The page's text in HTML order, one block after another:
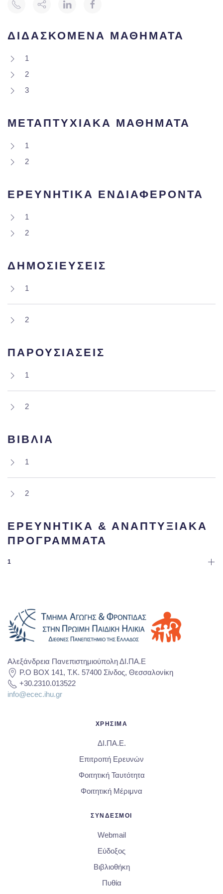
ΔΙΔΑΣΚΟΜΕΝΑ ΜΑΘΗΜΑΤΑ
1
2
3
ΜΕΤΑΠΤΥΧΙΑΚΑ ΜΑΘΗΜΑΤΑ
1
2
ΕΡΕΥΝΗΤΙΚΑ ΕΝΔΙΑΦΕΡΟΝΤΑ
1
2
ΔΗΜΟΣΙΕΥΣΕΙΣ
1
2
ΠΑΡΟΥΣΙΑΣΕΙΣ
1
2
ΒΙΒΛΙΑ
1
2
ΕΡΕΥΝΗΤΙΚΑ & ΑΝΑΠΤΥΞΙΑΚΑ
ΠΡΟΓΡΑΜΜΑΤΑ
1
Αλεξάνδρεια Πανεπιστημιούπολη ΔΙ.ΠΑ.Ε
P.O BOX 141, T.K. 57400 Σίνδος, Θεσσαλονίκη
+30.2310.013522
info@ecec.ihu.gr
ΧΡΗΣΙΜΑ
ΔΙ.ΠΑ.Ε.
Επιτροπή Ερευνών
Φοιτητική Ταυτότητα
Φοιτητική Μέριμνα
ΣΥΝΔΕΣΜΟΙ
Webmail
Εύδοξος
Βιβλιοθήκη
Πυθία